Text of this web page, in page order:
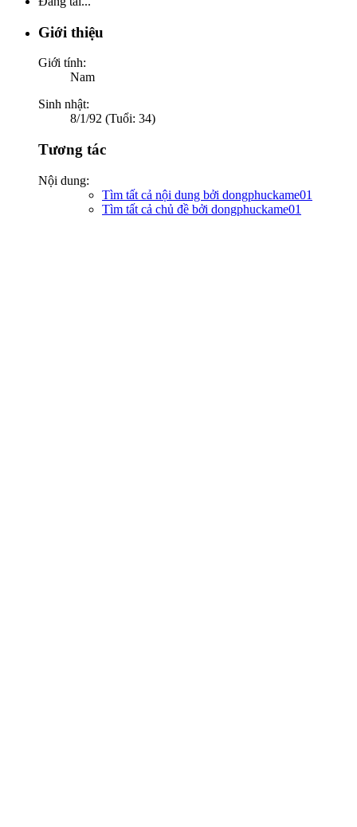
Giới thiệu
Giới tính:
Nam
Sinh nhật:
8/1/92 (Tuổi: 34)
Tương tác
Nội dung:
Tìm tất cả nội dung bởi dongphuckame01
Tìm tất cả chủ đề bởi dongphuckame01